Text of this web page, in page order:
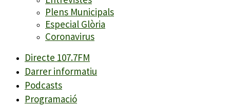
Plens Municipals
Especial Glòria
Coronavirus
Directe 107.7FM
Darrer informatiu
Podcasts
Programació